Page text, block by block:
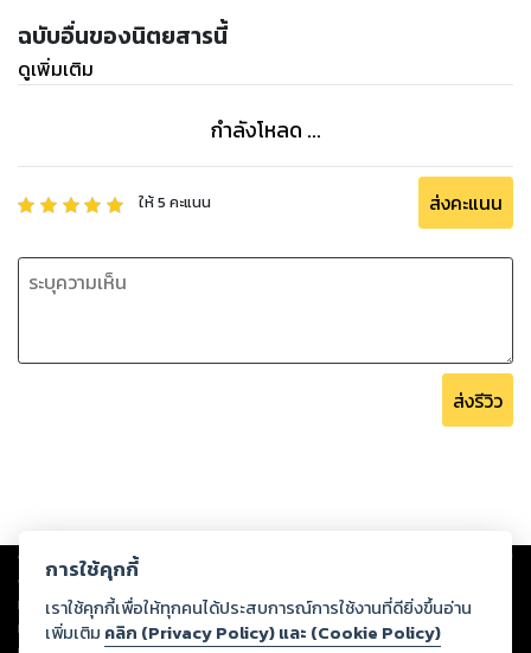
ฉบับอื่นของนิตยสารนี้
ดูเพิ่มเติม
กำลังโหลด ...
ให้5 คะแนน ส่งคะแนน
ส่งรีวิว
Copyright © 2026
ต่อผลงานหรือเนื้อหาใดที่อัปโหลดผ่านเว็บไซต์และปรากฏว่าละเมิดสิทธิใน
ทรัพย์สินทางปัญญาของบุคคลอื่นหรือขัดต่อกฎหมายและศีลธรรม ดังนั้น ผู้อ่าน
ทุกท่านโปรดใช้วิจารณญาณในการกลั่นกรองด้วยตนเอง และหากท่านพบว่าส่วน
การใช้คุกกี้
เราใช้คุกกี้เพื่อให้ทุกคนได้ประสบการณ์การใช้งานที่ดียิ่งขึ้นอ่าน
เพิ่มเติม คลิก (Privacy Policy) และ (Cookie Policy)